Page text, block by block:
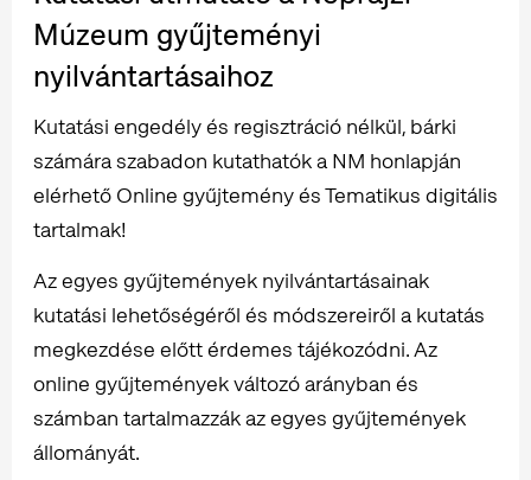
Múzeum gyűjteményi
nyilvántartásaihoz
Kutatási engedély és regisztráció nélkül, bárki
számára szabadon kutathatók a NM honlapján
elérhető Online gyűjtemény és Tematikus digitális
tartalmak!
Az egyes gyűjtemények nyilvántartásainak
kutatási lehetőségéről és módszereiről a kutatás
megkezdése előtt érdemes tájékozódni. Az
online gyűjtemények változó arányban és
számban tartalmazzák az egyes gyűjtemények
állományát.